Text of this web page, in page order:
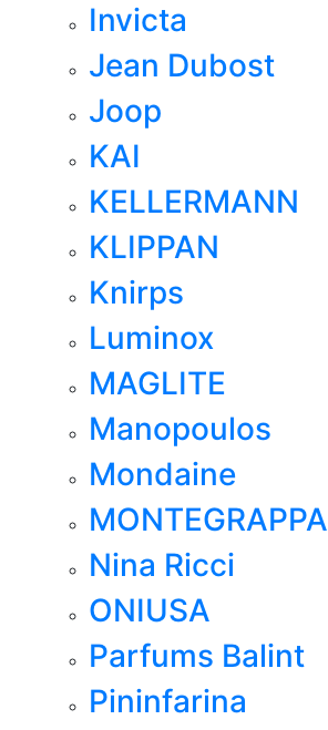
Invicta
Jean Dubost
Joop
KAI
KELLERMANN
KLIPPAN
Knirps
Luminox
MAGLITE
Manopoulos
Mondaine
MONTEGRAPPA
Nina Ricci
ONIUSA
Parfums Balint
Pininfarina